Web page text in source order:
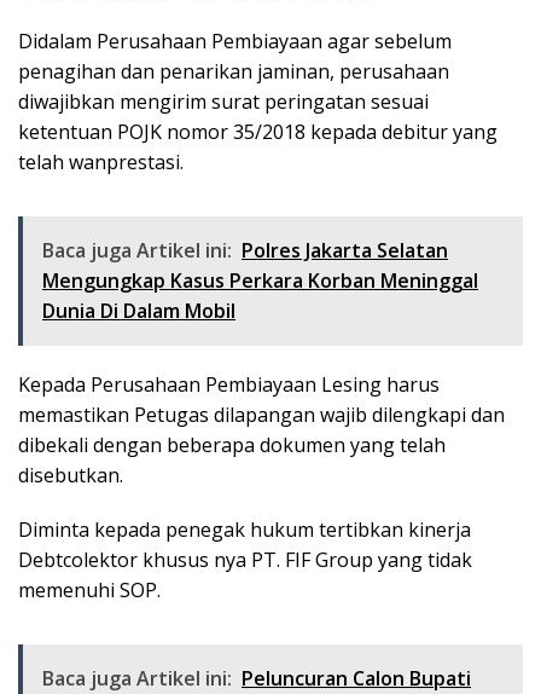
Didalam Perusahaan Pembiayaan agar sebelum
penagihan dan penarikan jaminan, perusahaan
diwajibkan mengirim surat peringatan sesuai
ketentuan POJK nomor 35/2018 kepada debitur yang
telah wanprestasi.
Baca juga Artikel ini: Polres Jakarta Selatan
Mengungkap Kasus Perkara Korban Meninggal
Dunia Di Dalam Mobil
Kepada Perusahaan Pembiayaan Lesing harus
memastikan Petugas dilapangan wajib dilengkapi dan
dibekali dengan beberapa dokumen yang telah
disebutkan.
Diminta kepada penegak hukum tertibkan kinerja
Debtcolektor khusus nya PT. FIF Group yang tidak
memenuhi SOP.
Baca juga Artikel ini: Peluncuran Calon Bupati